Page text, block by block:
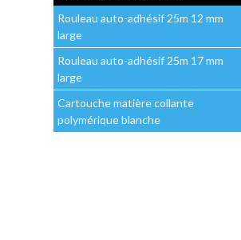
Rouleau auto-adhésif 25m 12 mm
large
Rouleau auto-adhésif 25m 17 mm
large
Cartouche matière collante
polymérique blanche